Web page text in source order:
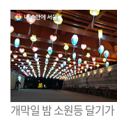
개막일 밤 소원등 달기